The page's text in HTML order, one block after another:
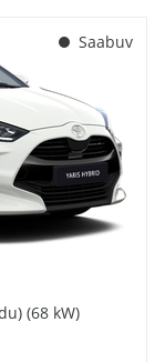
Saabuv
(68 kW)